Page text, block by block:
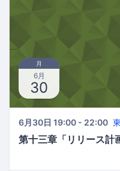
月
6月
30
6月30日 19:00 - 22:00
第十三章「リリース計